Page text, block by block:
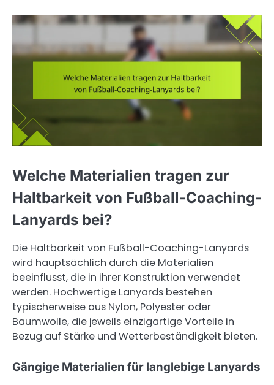
Welche Materialien tragen zur
Haltbarkeit von Fußball-Coaching-
Lanyards bei?
Die Haltbarkeit von Fußball-Coaching-Lanyards
wird hauptsächlich durch die Materialien
beeinflusst, die in ihrer Konstruktion verwendet
werden. Hochwertige Lanyards bestehen
typischerweise aus Nylon, Polyester oder
Baumwolle, die jeweils einzigartige Vorteile in
Bezug auf Stärke und Wetterbeständigkeit bieten.
Gängige Materialien für langlebige Lanyards